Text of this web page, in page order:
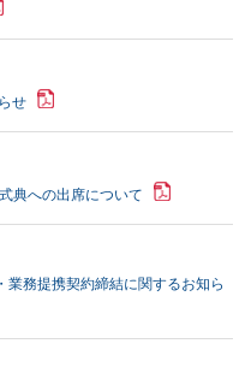
せ
典への出席について
務提携契約締結に関するお知ら